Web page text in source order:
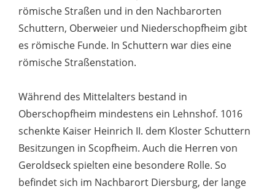
römische Straßen und in den Nachbarorten
Schuttern, Oberweier und Niederschopfheim gibt
es römische Funde. In Schuttern war dies eine
römische Straßenstation.
Während des Mittelalters bestand in
Oberschopfheim mindestens ein Lehnshof. 1016
schenkte Kaiser Heinrich II. dem Kloster Schuttern
Besitzungen in Scopfheim. Auch die Herren von
Geroldseck spielten eine besondere Rolle. So
befindet sich im Nachbarort Diersburg, der lange